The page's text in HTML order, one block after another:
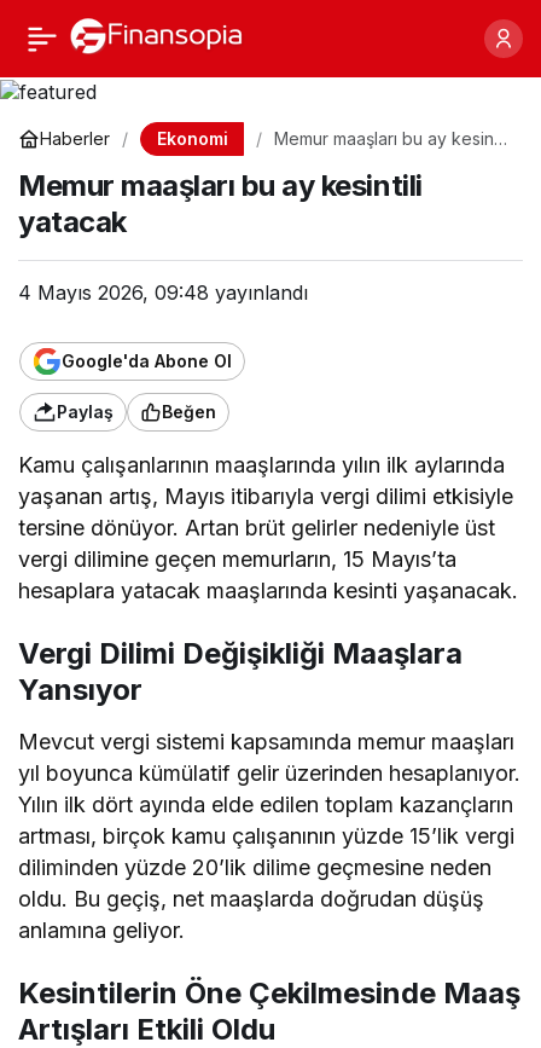
Haberler Ekonomi
Memur maaşları bu ay kesintili
Memur maaşları bu ay kesintili
yatacak
4 Mayıs 2026, 09:48 yayınlandı
Google'da Abone Ol
Paylaş Beğen
Kamu çalışanlarının maaşlarında yılın ilk aylarında
yaşanan artış, Mayıs itibarıyla vergi dilimi etkisiyle
tersine dönüyor. Artan brüt gelirler nedeniyle üst
vergi dilimine geçen memurların, 15 Mayıs’ta
hesaplara yatacak maaşlarında kesinti yaşanacak.
Vergi Dilimi Değişikliği Maaşlara
Yansıyor
Mevcut vergi sistemi kapsamında memur maaşları
yıl boyunca kümülatif gelir üzerinden hesaplanıyor.
Yılın ilk dört ayında elde edilen toplam kazançların
artması, birçok kamu çalışanının yüzde 15’lik vergi
diliminden yüzde 20’lik dilime geçmesine neden
oldu. Bu geçiş, net maaşlarda doğrudan düşüş
anlamına geliyor.
Kesintilerin Öne Çekilmesinde Maaş
Artışları Etkili Oldu
Memur maaşları bu ay
kesintili yatacak
Paylaş